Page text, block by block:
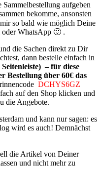
aufgeben
bekomme, ansonsten
so bald wie möglich Deine
oder WhatsApp 🙂 .
die Sachen direkt zu Dir
dann bestelle einfach in
– für diese
Bestellung über 60€ das
DCHYS6GZ
auf den Shop klicken und
die Angebote.
und kann nur sagen: es
wird es auch! Demnächst
die Artikel von Deiner
und nicht mehr zu